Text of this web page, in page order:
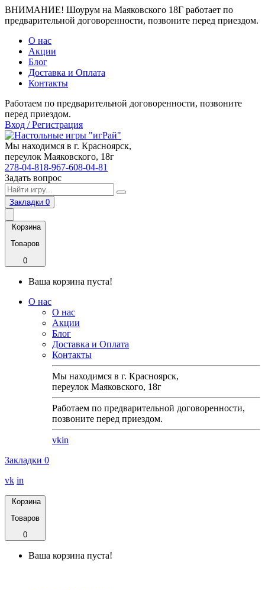
ВНИМАНИЕ! Шоурум на Маяковского 18Г работает по
предварительной договоренности, позвоните перед приездом.
О нас
Акции
Блог
Доставка и Оплата
Контакты
Работаем по предварительной договоренности, позвоните
перед приездом.
Вход / Регистрация
Мы находимся в г. Красноярск,
переулок Маяковского, 18г
278-04-818-967-608-04-81
Задать вопрос
Закладки 0
Корзина
Товаров
0
Ваша корзина пуста!
О нас
О нас
Акции
Блог
Доставка и Оплата
Контакты
Мы находимся в г. Красноярск,
переулок Маяковского, 18г
Работаем по предварительной договоренности,
позвоните перед приездом.
vkin
Закладки 0
vk in
Корзина
Товаров
0
Ваша корзина пуста!